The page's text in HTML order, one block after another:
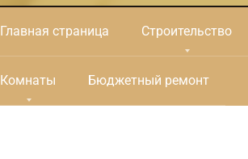
Главная страница Строительство
Комнаты Бюджетный ремонт